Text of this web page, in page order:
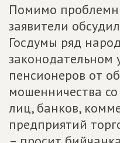
Помимо
заявители
Госдумы ряд
законодательном
пенсионеров от
мошенничества
лиц, банков,
предприятий